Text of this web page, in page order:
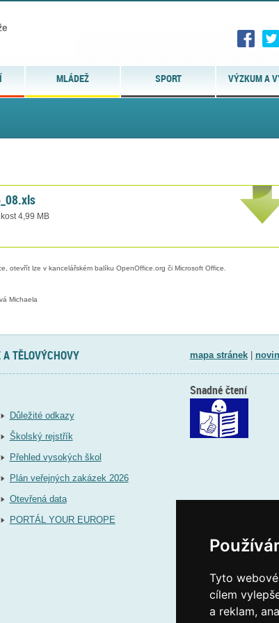
Tyto
cílem
a reklam,
MLÁDEŽ SPORT VÝZKUM A
4,99 MB
otevřít lze v kancelářském balíku OpenOffice.org či Microsoft Office.
Michaela
TĚLOVÝCHOVY mapa stránek|
Důležité odkazy
Školský rejstřík
Přehled vysokých škol
Plán veřejných zakázek 2026
Otevřená data
PORTÁL YOUR EUROPE
Snadné čtení